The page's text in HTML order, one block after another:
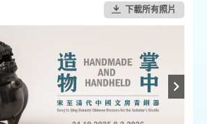
下載所有照片